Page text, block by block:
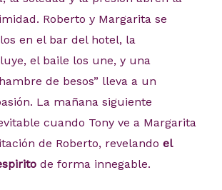
Roberto y Margarita se
en el bar del hotel, la
el baile los une, y una
de besos” lleva a un
La mañana siguiente
cuando Tony ve a Margarita
de Roberto, revelando el
de forma innegable.